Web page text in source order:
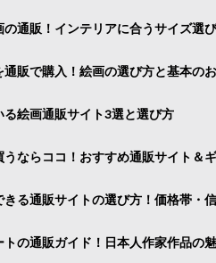
の通販！インテリアに合うサイズ選
通販で購入！絵画の選び方と基本の
る絵画通販サイト3選と選び方
ならココ！おすすめ通販サイト＆
る通販サイトの選び方！価格帯・
の通販ガイド！日本人作家作品の